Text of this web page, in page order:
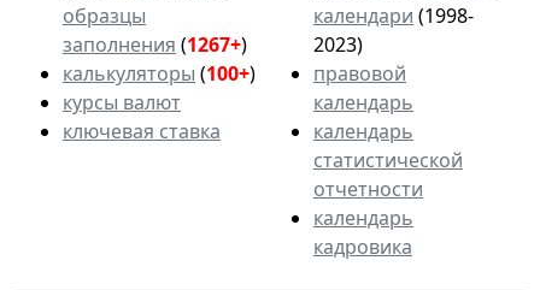
образцы
заполнения (1267+)
калькуляторы (100+)
курсы валют
ключевая ставка
календари (1998-
2023)
правовой
календарь
календарь
статистической
отчетности
календарь
кадровика